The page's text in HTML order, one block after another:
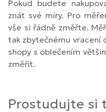
Pokud budete
znát své míry. Pro
vše si řádně změřte.
tak zbytečnému vracení
shopy s oblečením
změřit.
Prostudujte si